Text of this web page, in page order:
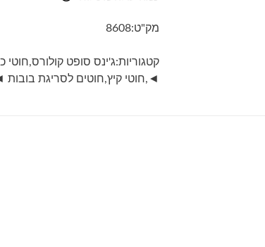
jeans
colors-
גוון
מק"ט:8608
קטגוריות:ג'ינס סופט קולורס,חוטי
◄
,חוטי קיץ,חוטים לסריגת בובות